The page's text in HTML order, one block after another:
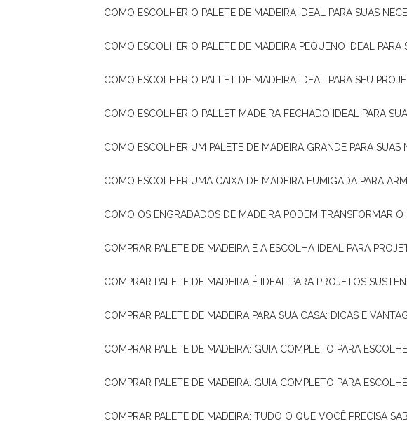
COMO ESCOLHER O PALETE DE MADEIRA IDEAL PARA SUAS
COMO ESCOLHER O PALETE DE MADEIRA PEQUENO IDEAL PARA
COMO ESCOLHER O PALLET DE MADEIRA IDEAL PARA SEU
COMO ESCOLHER O PALLET MADEIRA FECHADO IDEAL PARA
COMO ESCOLHER UM PALETE DE MADEIRA GRANDE PARA SUAS
COMO ESCOLHER UMA CAIXA DE MADEIRA FUMIGADA PARA
COMO OS ENGRADADOS DE MADEIRA PODEM TRANSFORMAR O
COMPRAR PALETE DE MADEIRA É A ESCOLHA IDEAL PARA
COMPRAR PALETE DE MADEIRA É IDEAL PARA PROJETOS
COMPRAR PALETE DE MADEIRA PARA SUA CASA: DICAS E
COMPRAR PALETE DE MADEIRA: GUIA COMPLETO PARA
COMPRAR PALETE DE MADEIRA: GUIA COMPLETO PARA
COMPRAR PALETE DE MADEIRA: TUDO O QUE VOCÊ PRECISA